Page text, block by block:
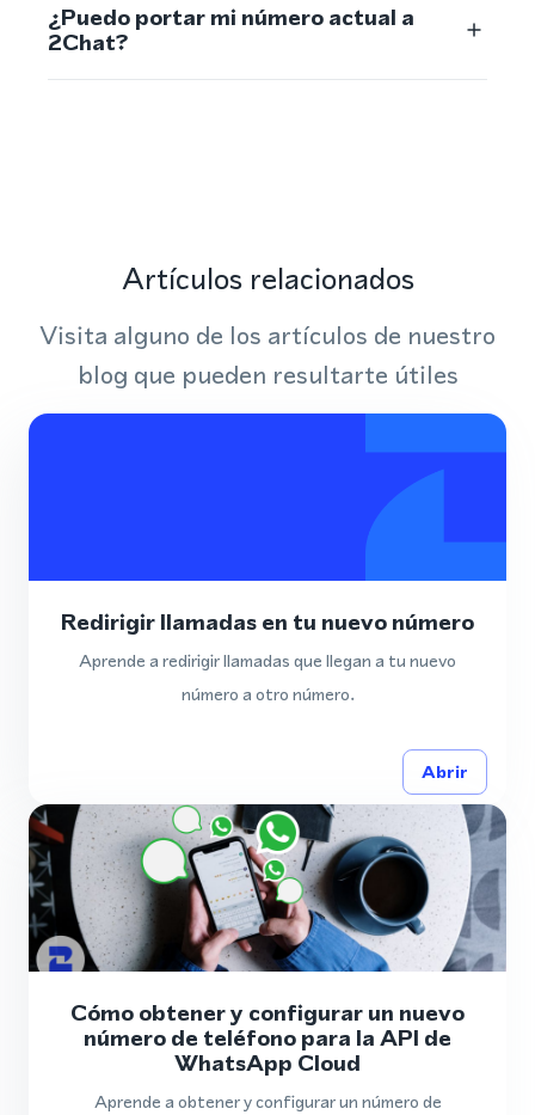
¿Puedo portar mi número actual a
2Chat?
Artículos relacionados
Visita alguno de los artículos de nuestro
blog que pueden resultarte útiles
Redirigir llamadas en tu nuevo número
Aprende a redirigir llamadas que llegan a tu nuevo
número a otro número.
Abrir
Cómo obtener y configurar un nuevo
número de teléfono para la API de
WhatsApp Cloud
Aprende a obtener y configurar un número de